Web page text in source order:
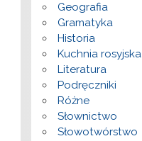
Geografia
Gramatyka
Historia
Kuchnia rosyjska
Literatura
Podręczniki
Różne
Słownictwo
Słowotwórstwo